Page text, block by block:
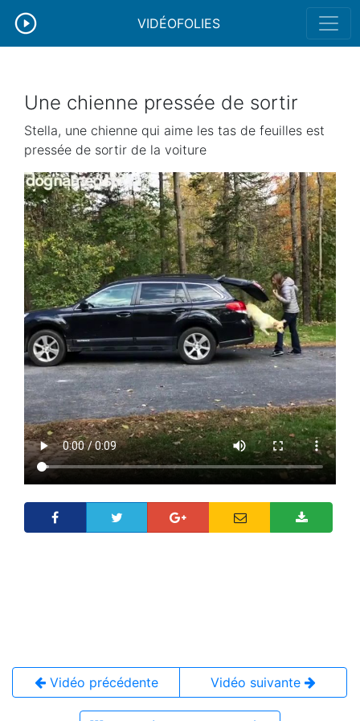
VIDÉOFOLIES
Une chienne pressée de sortir
Stella, une chienne qui aime les tas de feuilles est
pressée de sortir de la voiture
Vidéo précédente Vidéo suivante